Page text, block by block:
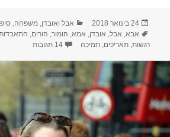
פורסם
בתאריך
24 בינואר 2018 קטגוריות
אבל ואובדן,משפחה,
תגיות
אבא, אבל, אובדן, אמא, הומור, הורים,
רגשות,תאריכים,תמיכה 14 תגובות על חצי יובל